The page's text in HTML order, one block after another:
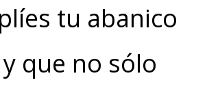
tu abanico
que no sólo